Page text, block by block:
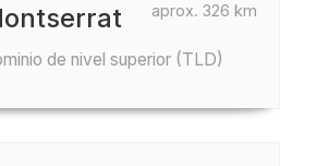
aprox. 326 km
de nivel superior (TLD)